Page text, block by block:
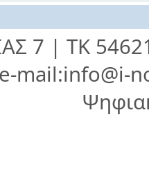
7 | ΤΚ
mail:info@i-